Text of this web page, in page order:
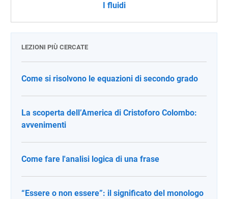
I fluidi
LEZIONI PIÙ CERCATE
Come si risolvono le equazioni di secondo grado
La scoperta dell’America di Cristoforo Colombo:
avvenimenti
Come fare l'analisi logica di una frase
“Essere o non essere”: il significato del monologo